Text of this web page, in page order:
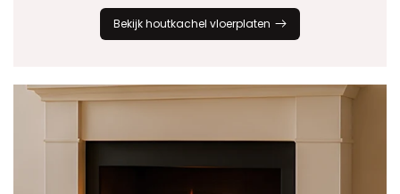
Bekijk houtkachel vloerplaten